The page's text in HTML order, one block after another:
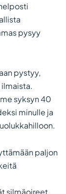
pysyy
pystyy,
syksyn 40
minulle ja
paljon